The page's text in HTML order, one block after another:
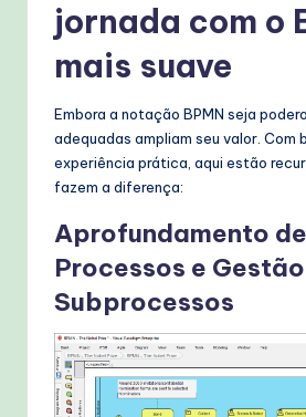
jornada com o
mais suave
Embora a notação BPMN seja
adequadas ampliam seu valor. Com
experiência prática, aqui estão
fazem a diferença:
Aprofundamento de
Processos e
Subprocessos